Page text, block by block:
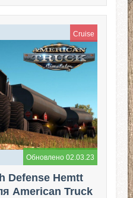
Cruise
Обновлено 02.03.23
Defense Hemtt
American Truck